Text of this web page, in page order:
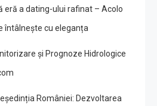
eră a dating-ului rafinat – Acolo
întâlnește cu eleganța
și Prognoze Hidrologice
României: Dezvoltarea